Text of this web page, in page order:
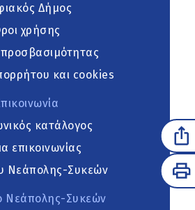
Δήμος
χρήσης
και cookies
κατάλογος
επικοινωνίας
Νεάπολης-Συκεών
Νεάπολης-Συκεών